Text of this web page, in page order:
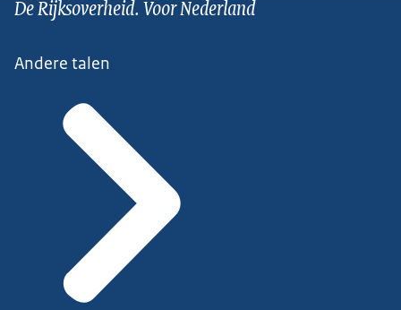
De Rijksoverheid. Voor Nederland
Andere talen